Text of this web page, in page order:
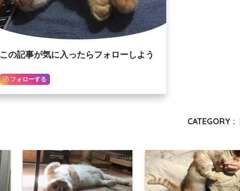
この記事が気に入ったらフォローしよう
フォローする
CATEGORY :